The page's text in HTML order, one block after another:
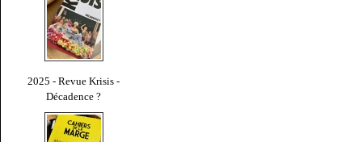
2025 - Revue Krisis -
Décadence ?